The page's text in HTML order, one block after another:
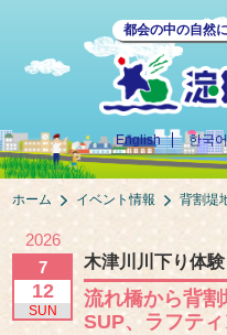
都会の中の自然
English 한국어
ホーム イベント情報 背割堤
2026
7
12
SUN
木津川川下り体験
流れ橋から背
SUP、ラフテ